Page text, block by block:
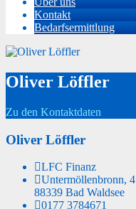
Kontakt
Bedarfsermittlung
Oliver Löffler
Zu den Kontaktdaten
Oliver Löffler
LFC Finanz
Untermöllenbronn, 4
88339 Bad Waldsee
0177 3784671